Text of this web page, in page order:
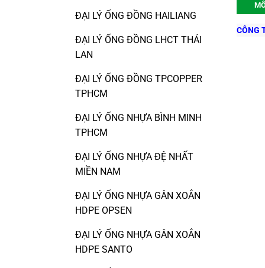
ĐẠI LÝ ỐNG ĐỒNG HAILIANG
ĐẠI LÝ ỐNG ĐỒNG LHCT THÁI
LAN
ĐẠI LÝ ỐNG ĐỒNG TPCOPPER
TPHCM
ĐẠI LÝ ỐNG NHỰA BÌNH MINH
TPHCM
ĐẠI LÝ ỐNG NHỰA ĐỆ NHẤT
MIỀN NAM
ĐẠI LÝ ỐNG NHỰA GÂN XOẮN
HDPE OPSEN
ĐẠI LÝ ỐNG NHỰA GÂN XOẮN
HDPE SANTO
CÔNG